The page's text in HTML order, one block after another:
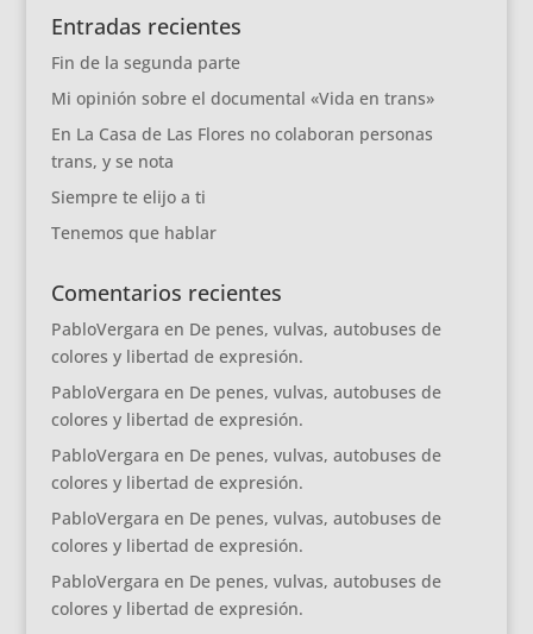
Entradas recientes
Fin de la segunda parte
Mi opinión sobre el documental «Vida en trans»
En La Casa de Las Flores no colaboran personas
trans, y se nota
Siempre te elijo a ti
Tenemos que hablar
Comentarios recientes
PabloVergara en De penes, vulvas, autobuses de
colores y libertad de expresión.
PabloVergara en De penes, vulvas, autobuses de
colores y libertad de expresión.
PabloVergara en De penes, vulvas, autobuses de
colores y libertad de expresión.
PabloVergara en De penes, vulvas, autobuses de
colores y libertad de expresión.
PabloVergara en De penes, vulvas, autobuses de
colores y libertad de expresión.